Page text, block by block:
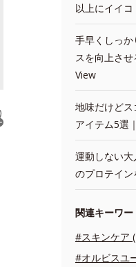
以上にイイ
手早くしっ
スを向上さ
View
地味だけど
アイテム5選
運動しない
のプロテイン
関連キーワー
#スキンケア
#オルビスユ